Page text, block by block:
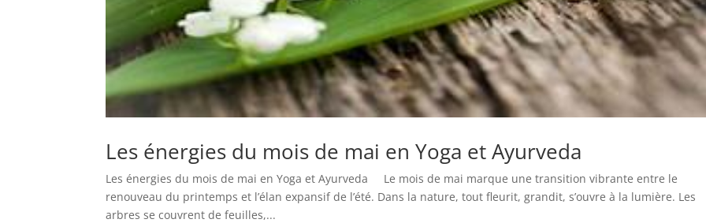
Les énergies du mois de mai en Yoga et Ayurveda
Les énergies du mois de mai en Yoga et Ayurveda Le mois de mai marque une transition vibrante entre le
renouveau du printemps et l’élan expansif de l’été. Dans la nature, tout fleurit, grandit, s’ouvre à la lumière. Les
arbres se couvrent de feuilles,...